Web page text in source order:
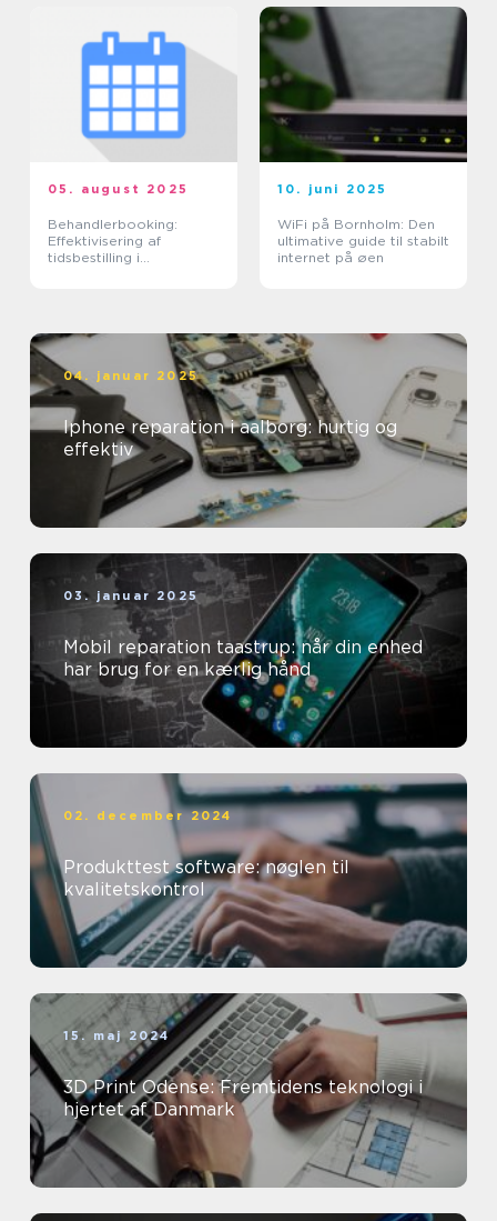
05. august 2025
Behandlerbooking:
Effektivisering af
tidsbestilling i
10. juni 2025
WiFi på Bornholm: Den
ultimative guide til stabilt
internet på øen
04. januar 2025
Iphone reparation i aalborg: hurtig og
effektiv
03. januar 2025
Mobil reparation taastrup: når din enhed
har brug for en kærlig hånd
02. december 2024
Produkttest software: nøglen til
kvalitetskontrol
15. maj 2024
3D Print Odense: Fremtidens teknologi i
hjertet af Danmark